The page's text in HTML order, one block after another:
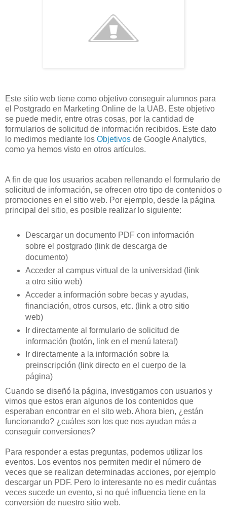
Este sitio web tiene como objetivo conseguir alumnos para
el Postgrado en Marketing Online de la UAB. Este objetivo
se puede medir, entre otras cosas, por la cantidad de
formularios de solicitud de información recibidos. Este dato
lo medimos mediante los Objetivos de Google Analytics,
como ya hemos visto en otros artículos.
A fin de que los usuarios acaben rellenando el formulario de
solicitud de información, se ofrecen otro tipo de contenidos o
promociones en el sitio web. Por ejemplo, desde la página
principal del sitio, es posible realizar lo siguiente:
Descargar un documento PDF con información
sobre el postgrado (link de descarga de
documento)
Acceder al campus virtual de la universidad (link
a otro sitio web)
Acceder a información sobre becas y ayudas,
financiación, otros cursos, etc. (link a otro sitio
web)
Ir directamente al formulario de solicitud de
información (botón, link en el menú lateral)
Ir directamente a la información sobre la
preinscripción (link directo en el cuerpo de la
página)
Cuando se diseñó la página, investigamos con usuarios y
vimos que estos eran algunos de los contenidos que
esperaban encontrar en el sito web. Ahora bien, ¿están
funcionando? ¿cuáles son los que nos ayudan más a
conseguir conversiones?
Para responder a estas preguntas, podemos utilizar los
eventos. Los eventos nos permiten medir el número de
veces que se realizan determinadas acciones, por ejemplo
descargar un PDF. Pero lo interesante no es medir cuántas
veces sucede un evento, si no qué influencia tiene en la
conversión de nuestro sitio web.